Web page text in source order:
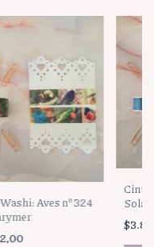
Aves nº 324
Cinta